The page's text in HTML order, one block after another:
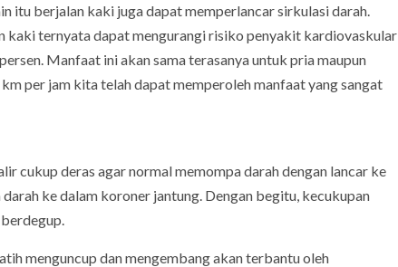
itu berjalan kaki juga dapat memperlancar sirkulasi darah.
kaki ternyata dapat mengurangi risiko penyakit kardiovaskular
Manfaat ini akan sama terasanya untuk pria maupun
per jam kita telah dapat memperoleh manfaat yang sangat
cukup deras agar normal memompa darah dengan lancar ke
ke dalam koroner jantung. Dengan begitu, kecukupan
menguncup dan mengembang akan terbantu oleh